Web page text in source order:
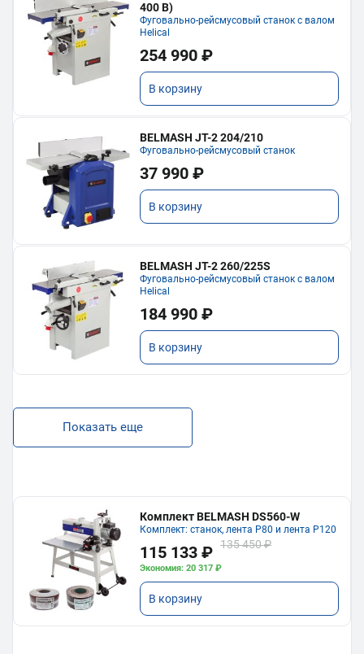
400 В)
Фуговально-рейсмусовый станок с валом
Helical
254 990 ₽
В корзину
BELMASH JT-2 204/210
Фуговально-рейсмусовый станок
37 990 ₽
В корзину
BELMASH JT-2 260/225S
Фуговально-рейсмусовый станок с валом
Helical
184 990 ₽
В корзину
Показать еще
Комплект BELMASH DS560-W
Комплект: станок, лента P80 и лента P120
115 133 ₽ 135 450 ₽
Экономия: 20 317 ₽
В корзину